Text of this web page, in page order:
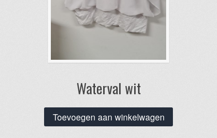
Waterval wit
Toevoegen aan winkelwagen